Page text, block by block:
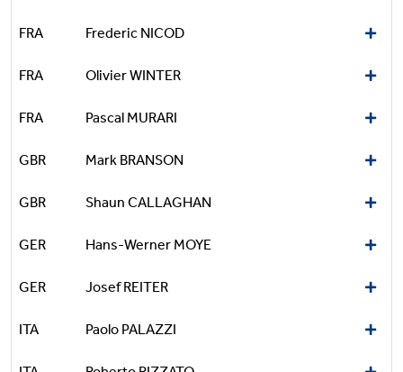
FRA Frederic NICOD
FRA Olivier WINTER
FRA Pascal MURARI
GBR Mark BRANSON
GBR Shaun CALLAGHAN
GER Hans-Werner MOYE
GER Josef REITER
ITA Paolo PALAZZI